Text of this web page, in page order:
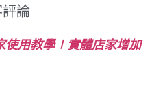
論
使用教學∣實體店家增加